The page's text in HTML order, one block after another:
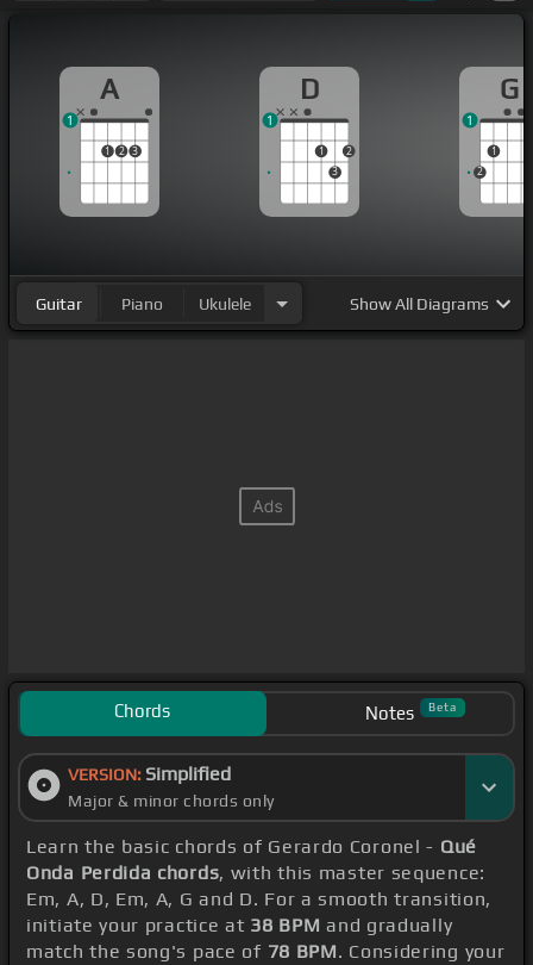
A
1 2 3
1
D
1
3
2
1
G
2
1
1
Guitar Piano Ukulele ShowAll Diagrams
Chords Notes Beta
VERSION: Simplified
Major & minor chords only
Learn the basic chords of Gerardo Coronel - Qué
Onda Perdida chords, with this master sequence:
Em, A, D, Em, A, G and D. For a smooth transition,
initiate your practice at 38 BPM and gradually
match the song's pace of 78 BPM. Considering your